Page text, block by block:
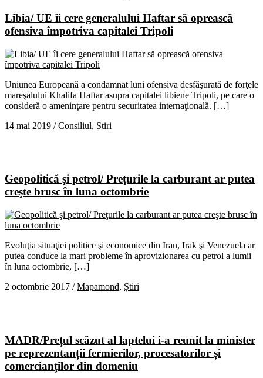
Libia/ UE îi cere generalului Haftar să oprească
ofensiva împotriva capitalei Tripoli
Uniunea Europeană a condamnat luni ofensiva desfăşurată de forţele
mareşalului Khalifa Haftar asupra capitalei libiene Tripoli, pe care o
consideră o ameninţare pentru securitatea internaţională. […]
14 mai 2019 /Consiliul, Știri
Geopolitică şi petrol/ Preţurile la carburant ar putea
creşte brusc în luna octombrie
Evoluţia situaţiei politice şi economice din Iran, Irak şi Venezuela ar
putea conduce la mari probleme în aprovizionarea cu petrol a lumii
în luna octombrie, […]
2 octombrie 2017 /Mapamond, Știri
MADR/Prețul scăzut al laptelui i-a reunit la minister
pe reprezentanții fermierilor, procesatorilor și
comercianților din domeniu